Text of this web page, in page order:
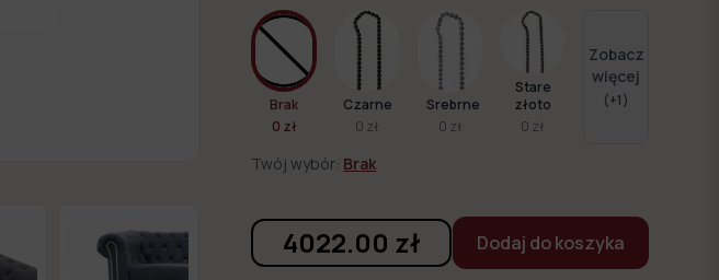
Brak
0 zł
Czarne
0 zł
Srebrne
0 zł
Stare
złoto
0 zł
Zobacz
więcej
(+1)
Twój wybór: Brak
4022.00 zł Dodaj do koszyka